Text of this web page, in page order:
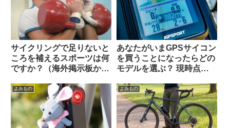
サイクリングで足りないと
ころを補えるスポーツは何
ですか？（海外掲示板か
あなたがいまGPSサイコン
を買うことになったらどの
モデルを選ぶ？ 現時点で
れ？【海外掲示板から・
2025年10月】
よみもの よみもの